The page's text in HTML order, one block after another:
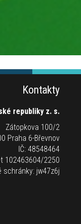
Kontakty
republiky z. s.
Zátopkova 100/2
Praha 6-Břevnov
IČ: 48548464
102463604/2250
schránky: jw47z6j